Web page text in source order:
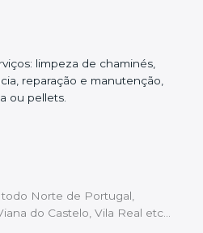
limpeza de chaminés,
reparação e manutenção,
ou pellets.
Norte de Portugal,
do Castelo, Vila Real etc…